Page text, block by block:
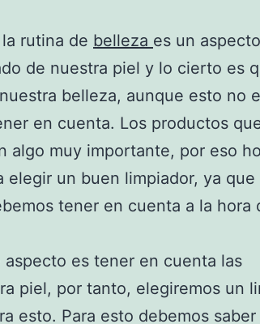
rutina de belleza es un aspecto
de nuestra piel y lo cierto es
belleza, aunque esto no
en cuenta. Los productos
algo muy importante, por eso
elegir un buen limpiador, ya que
tener en cuenta a la hora
es tener en cuenta las
piel, por tanto, elegiremos un
esto. Para esto debemos saber